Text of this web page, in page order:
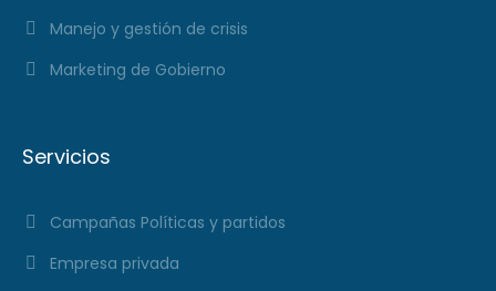
Manejo y gestión de crisis
Marketing de Gobierno
Servicios
Campañas Políticas y partidos
Empresa privada